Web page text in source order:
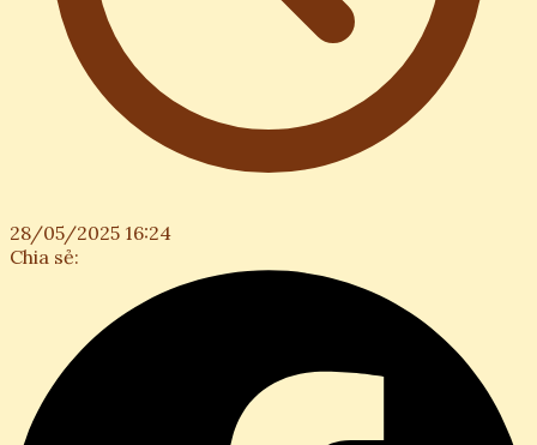
28/05/2025 16:24
Chia sẻ: